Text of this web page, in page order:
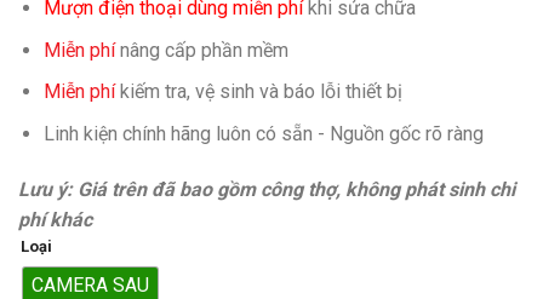
Mượn điện thoại dùng miễn phíkhi sửa chữa
Miễn phínâng cấp phần mềm
Miễn phíkiếm tra, vệ sinh và báo lỗi thiết bị
Linh kiện chính hãng luôn có sẵn - Nguồn gốc rõ ràng
Lưu ý: Giá trên đã bao gồm công thợ, không phát sinh chi
phí khác
Loại
CAMERA SAU